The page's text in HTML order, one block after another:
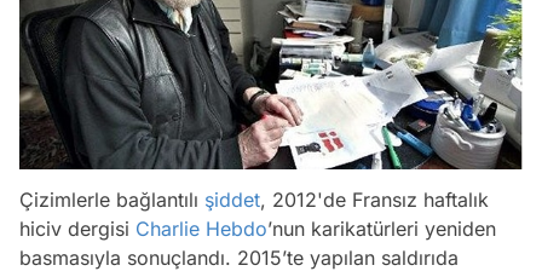
Çizimlerle bağlantılı şiddet, 2012'de Fransız haftalık
hiciv dergisi Charlie Hebdo’nun karikatürleri yeniden
basmasıyla sonuçlandı. 2015’te yapılan saldırıda